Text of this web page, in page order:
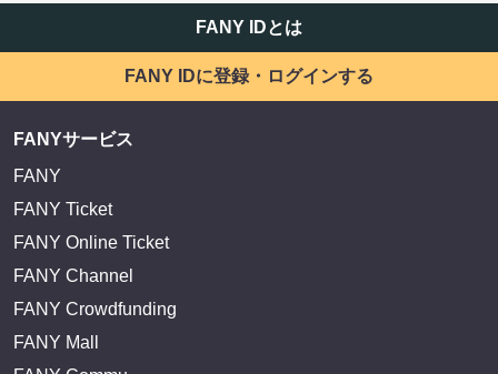
FANY IDとは
FANY IDに登録・ログインする
FANYサービス
FANY
FANY Ticket
FANY Online Ticket
FANY Channel
FANY Crowdfunding
FANY Mall